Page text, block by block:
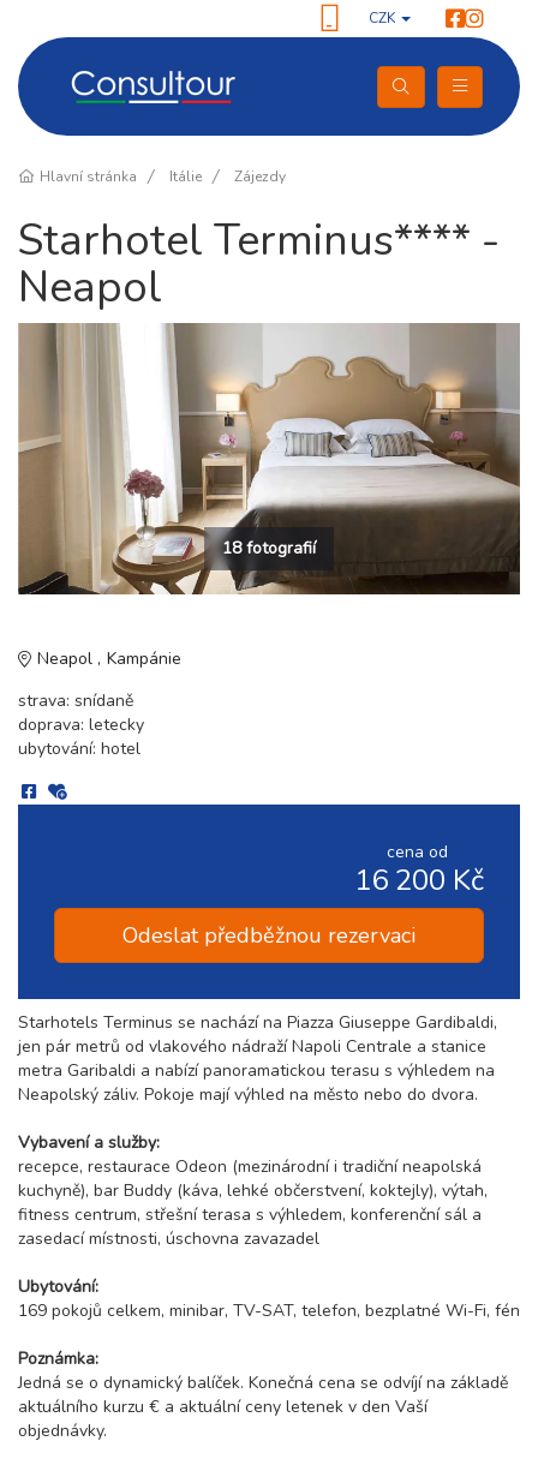
CZK
Hlavní stránka Itálie Zájezdy
Starhotel Terminus**** -
Neapol
18 fotografií
Neapol
Kampánie
strava: snídaně
doprava: letecky
ubytování: hotel
cena od
16 200 Kč
Odeslat předběžnou rezervaci
Starhotels Terminus se nachází na Piazza Giuseppe Gardibaldi,
jen pár metrů od vlakového nádraží Napoli Centrale a stanice
metra Garibaldi a nabízí panoramatickou terasu s výhledem na
Neapolský záliv. Pokoje mají výhled na město nebo do dvora.
Vybavení a služby:
recepce, restaurace Odeon (mezinárodní i tradiční neapolská
kuchyně), bar Buddy (káva, lehké občerstvení, koktejly), výtah,
fitness centrum, střešní terasa s výhledem, konferenční sál a
zasedací místnosti, úschovna zavazadel
Ubytování:
169 pokojů celkem, minibar, TV-SAT, telefon, bezplatné Wi-Fi, fén
Poznámka:
Jedná se o dynamický balíček. Konečná cena se odvíjí na základě
aktuálního kurzu € a aktuální ceny letenek v den Vaší
objednávky.